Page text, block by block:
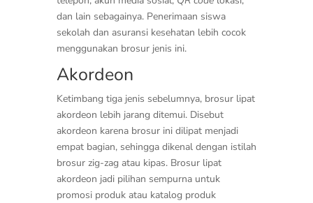
dan lain sebagainya. Penerimaan siswa
sekolah dan asuransi kesehatan lebih cocok
menggunakan brosur jenis ini.
Akordeon
Ketimbang tiga jenis sebelumnya, brosur lipat
akordeon lebih jarang ditemui. Disebut
akordeon karena brosur ini dilipat menjadi
empat bagian, sehingga dikenal dengan istilah
brosur zig-zag atau kipas. Brosur lipat
akordeon jadi pilihan sempurna untuk
promosi produk atau katalog produk